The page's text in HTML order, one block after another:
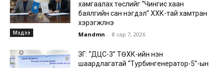
Мэдээ
хамгаалах төслийг “Чингис хаан
баялгийн сан нэгдэл” ХХК-тай хамтран
хэрэгжүүлнэ
Mandmn - 8 сар 7, 2026
ЗГ: “ДЦС-3” ТӨХК-ийн нэн
шаардлагатай “Турбингенератор-5”-ын